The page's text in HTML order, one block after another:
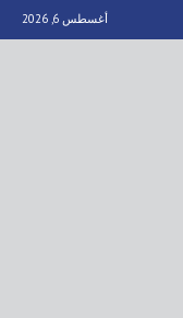
أغسطس 6, 2026